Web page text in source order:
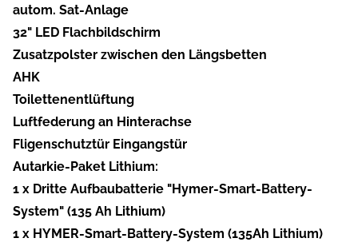
autom. Sat-Anlage
32" LED Flachbildschirm
Zusatzpolster zwischen den Längsbetten
AHK
Toilettenentlüftung
Luftfederung an Hinterachse
Fligenschutztür Eingangstür
Autarkie-Paket Lithium:
1 x Dritte Aufbaubatterie "Hymer-Smart-Battery-
System" (135 Ah Lithium)
1 x HYMER-Smart-Battery-System (135Ah Lithium)